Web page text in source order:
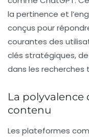
la pertinence et
conçus pour
courantes des
clés stratégiques,
dans les recherches
La polyvalence
contenu
Les plateformes